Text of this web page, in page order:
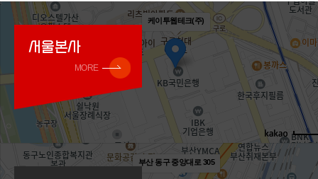
케이투웹테크(주)
서울본사
MORE
부산 동구 중앙대로 305